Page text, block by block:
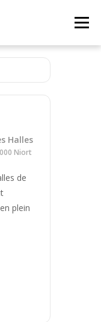
Menu
Halles
Niort
de
plein